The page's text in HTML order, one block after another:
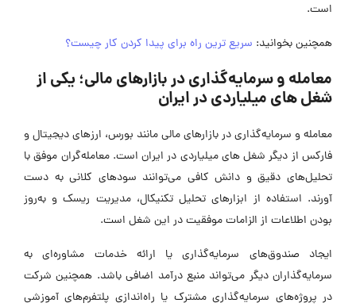
است.
همچنین بخوانید: سریع‌ ترین راه برای پیدا کردن کار چیست؟
معامله و سرمایه‌گذاری در بازارهای مالی؛ یکی از
شغل های میلیاردی در ایران
معامله و سرمایه‌گذاری در بازارهای مالی مانند بورس، ارزهای دیجیتال و
فارکس از دیگر شغل های میلیاردی در ایران است. معامله‌گران موفق با
تحلیل‌های دقیق و دانش کافی می‌توانند سودهای کلانی به دست
آورند. استفاده از ابزارهای تحلیل تکنیکال، مدیریت ریسک و به‌روز
بودن اطلاعات از الزامات موفقیت در این شغل است.
ایجاد صندوق‌های سرمایه‌گذاری یا ارائه خدمات مشاوره‌ای به
سرمایه‌گذاران دیگر می‌تواند منبع درآمد اضافی باشد. همچنین شرکت
در پروژه‌های سرمایه‌گذاری مشترک یا راه‌اندازی پلتفرم‌های آموزشی